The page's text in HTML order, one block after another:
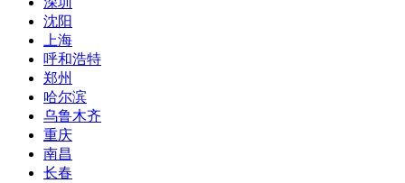
沈阳
上海
呼和浩特
郑州
哈尔滨
乌鲁木齐
重庆
南昌
长春